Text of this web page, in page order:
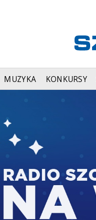
MUZYKA KONKURSY